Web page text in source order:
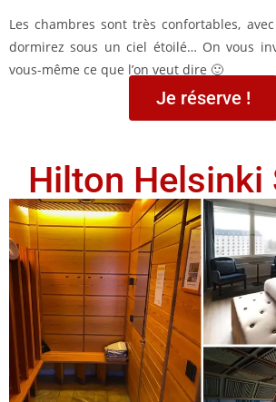
Les chambres sont très confortables,
dormirez sous un ciel étoilé… On vous
vous-même ce que l’on veut dire 🙂
Je réserve !
Hilton Helsinki